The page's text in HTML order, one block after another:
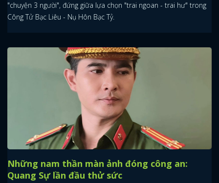
"chuyện 3 người", đứng giữa lựa chọn "trai ngoan - trai hư" trong
Công Tử Bạc Liêu - Nụ Hôn Bạc Tỷ.
Những nam thần màn ảnh đóng công an:
Quang Sự lần đầu thử sức